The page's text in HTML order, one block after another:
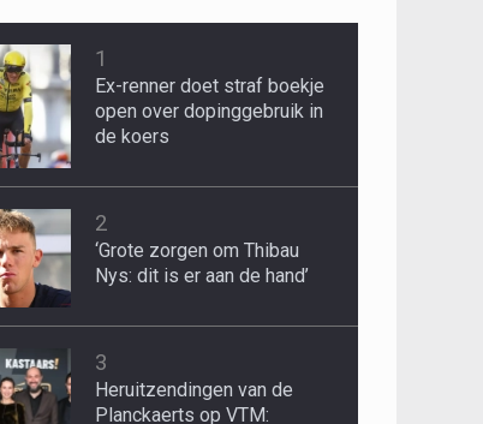
1
Ex-renner doet straf boekje
open over dopinggebruik in
de koers
2
‘Grote zorgen om Thibau
Nys: dit is er aan de hand’
3
Heruitzendingen van de
Planckaerts op VTM: